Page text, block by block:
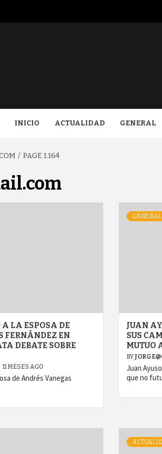
INICIO ACTUALIDAD GENERAL
PAGE 1.164
A LA ESPOSA DE
FERNÁNDEZ EN
DEBATE SOBRE
11 MESES AGO
de Andrés Vanegas
GENERAL
JUAN
SUS
MUTUO
BY
Juan
que no